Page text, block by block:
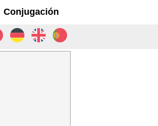
Conjugación